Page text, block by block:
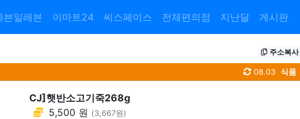
븐일레븐 이마트24 씨스페이스 전체편의점 지난달 게시판
주소복사
식품
08.03
CJ]햇반소고기죽268g
5,500 원 (3,667원)